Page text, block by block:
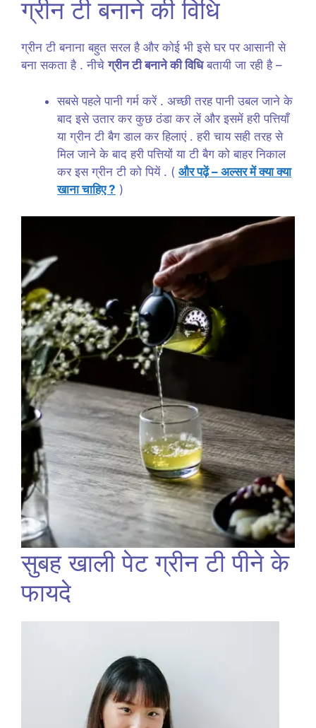
ग्रीन टी बनाने की विधि
ग्रीन टी बनाना बहुत सरल है और कोई भी इसे घर पर आसानी से
बना सकता है . नीचेग्रीन टी बनाने की विधिबतायी जा रही है –
सबसे पहले पानी गर्म करें . अच्छी तरह पानी उबल जाने के
बाद इसे उतार कर कुछ ठंडा कर लें और इसमें हरी पत्तियाँ
या ग्रीन टी बैग डाल कर हिलाएं . हरी चाय सही तरह से
मिल जाने के बाद हरी पत्तियों या टी बैग को बाहर निकाल
कर इस ग्रीन टी को पियें . ( और पढ़ें – अल्सर में क्या क्या
खाना चाहिए ? )
सुबह खाली पेट ग्रीन टी पीने के
फायदे